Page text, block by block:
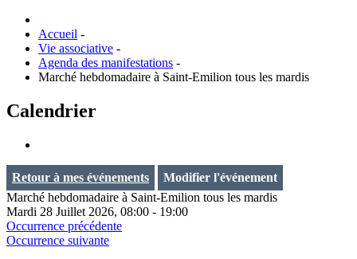
Accueil -
Vie associative -
Agenda des manifestations -
Marché hebdomadaire à Saint-Emilion tous les mardis
Calendrier
Retour à mes événements
Modifier l'événement
Marché hebdomadaire à Saint-Emilion tous les mardis
Mardi 28 Juillet 2026, 08:00 - 19:00
Occurrence précédente
Occurrence suivante